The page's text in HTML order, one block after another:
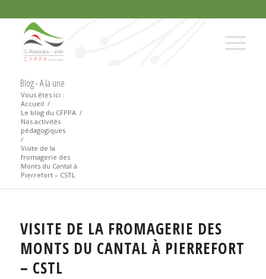
Blog - A la une
Vous êtes ici :
Accueil /
Le blog du CFPPA /
Nos activités
pédagogiques
/
Visite de la
fromagerie des
Monts du Cantal à
Pierrefort – CSTL
VISITE DE LA FROMAGERIE DES
MONTS DU CANTAL À PIERREFORT
– CSTL